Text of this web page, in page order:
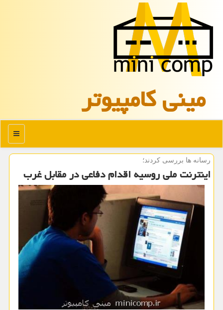
مینی كامپیوتر
منو
رسانه ها بررسی كردند؛
اینترنت ملی روسیه اقدام دفاعی در مقابل غرب